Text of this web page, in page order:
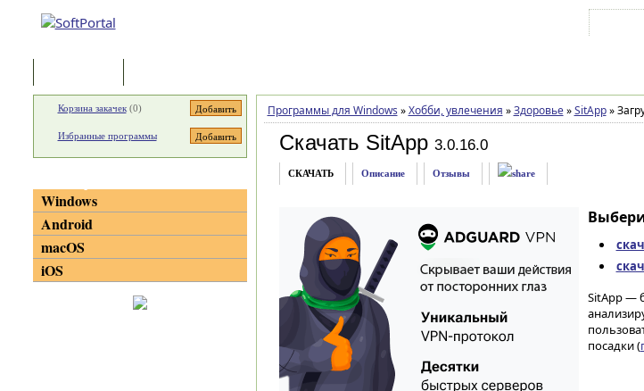
Программы для Windows » Хобби, увлечения » Здоровье » SitApp »
Скачать SitApp 3.0.16.0
СКАЧАТЬ Описание Отзывы
SitApp —
посадки (
Корзина закачек(0)
Избранные программы
Windows
Android
macOS
iOS